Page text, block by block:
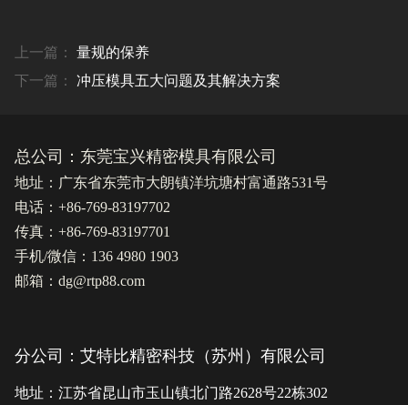
上一篇： 量规的保养
下一篇： 冲压模具五大问题及其解决方案
总公司：东莞宝兴精密模具有限公司
地址：广东省东莞市大朗镇洋坑塘村富通路531号
电话：+86-769-83197702
传真：+86-769-83197701
手机/微信：136 4980 1903
邮箱：dg@rtp88.com
分公司：艾特比精密科技（苏州）有限公司
地址：江苏省昆山市玉山镇北门路2628号22栋302